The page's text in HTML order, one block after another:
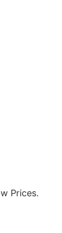
Prices.